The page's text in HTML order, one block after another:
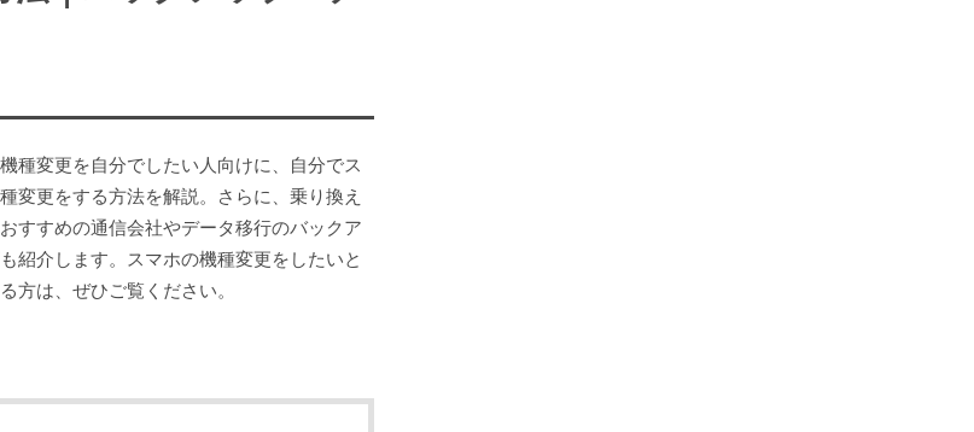
種変更を自分でしたい人向けに、自分でス
変更をする方法を解説。さらに、乗り換え
すすめの通信会社やデータ移行のバックア
紹介します。スマホの機種変更をしたいと
方は、ぜひご覧ください。